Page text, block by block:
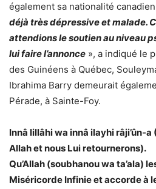
également sa nationalité
déjà très dépressive et malade.
attendions le soutien au niveau
lui faire l’annonce », a indiqué le
des Guinéens à Québec,
Ibrahima Barry demeurait
Pérade, à Sainte-Foy.
Innâ lillâhi wa innâ ilayhi râji’ûn-
Allah et nous Lui retournerons).
Qu’Allah (soubhanou wa ta’ala)
Miséricorde Infinie et accorde à